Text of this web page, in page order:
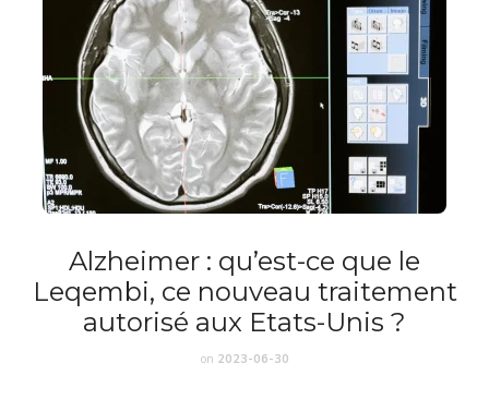
Alzheimer : qu’est-ce que le
Leqembi, ce nouveau traitement
autorisé aux Etats-Unis ?
on 2023-06-30